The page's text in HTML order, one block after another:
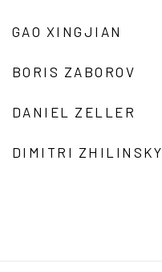
GAO XINGJIAN
BORIS ZABOROV
DANIEL ZELLER
DIMITRI ZHILINSKY